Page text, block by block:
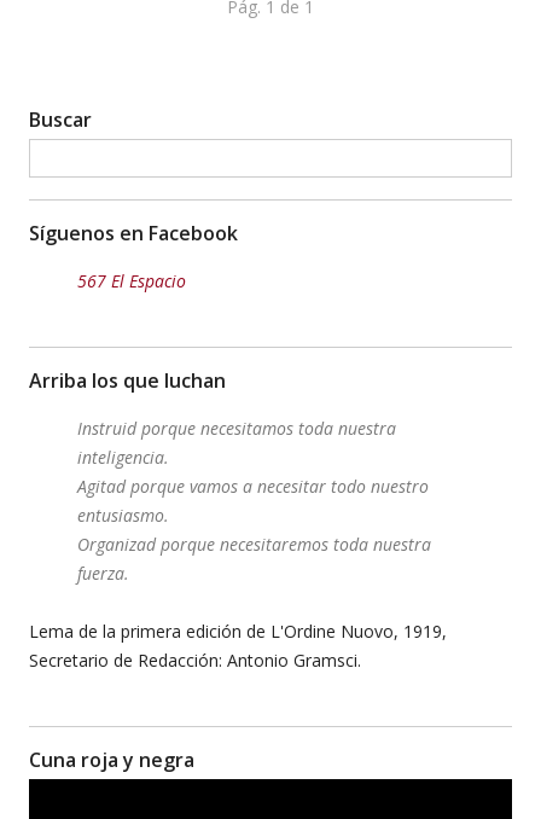
Pág. 1 de 1
Buscar
Síguenos en Facebook
567 El Espacio
Arriba los que luchan
Instruid porque necesitamos toda nuestra
inteligencia.
Agitad porque vamos a necesitar todo nuestro
entusiasmo.
Organizad porque necesitaremos toda nuestra
fuerza.
Lema de la primera edición de L'Ordine Nuovo, 1919,
Secretario de Redacción: Antonio Gramsci.
Cuna roja y negra